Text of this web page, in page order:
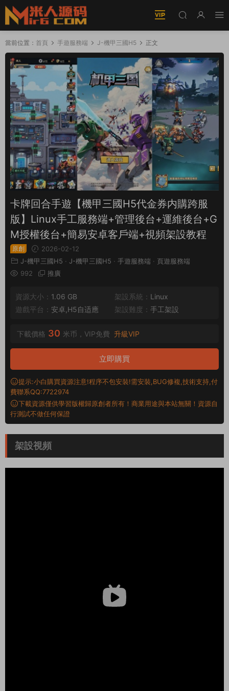
當前位置： 首頁 手遊服務端 J-機甲三國H5 正文
卡牌回合手遊【機甲三國H5代金券内購跨服
版】Linux手工服務端+管理後台+運維後台+G
M授權後台+簡易安卓客戶端+視頻架設教程
原創
2026-02-12
J-機甲三國H5 · J-機甲三國H5 · 手遊服務端 · 頁遊服務端
992
推廣
資源大小： 1.06 GB 架設系統： Linux
遊戲平台： 安卓,H5自适應 架設難度： 手工架設
下載價格 30 米币，VIP免費 升級VIP
立即購買
提示:小白購買資源注意!程序不包安裝!需安裝,BUG修複,技術支持,付
費聯系QQ:7722974
下載資源僅供學習版權歸原創者所有！商業用途與本站無關！資源自
行測試不做任何保證
架設視頻